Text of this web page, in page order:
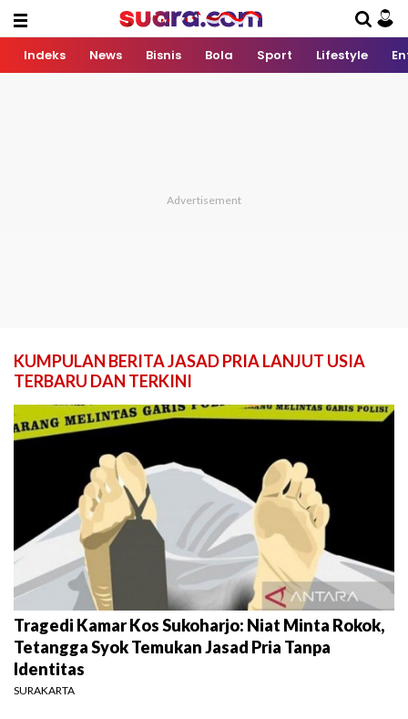
Indeks News Bisnis Bola Sport Lifestyle
KUMPULAN BERITA JASAD PRIA LANJUT USIA
TERBARU DAN TERKINI
Tragedi Kamar Kos Sukoharjo: Niat Minta Rokok,
Tetangga Syok Temukan Jasad Pria Tanpa
Identitas
SURAKARTA